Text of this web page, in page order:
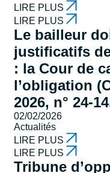
LIRE PLUS
LIRE PLUS
Le bailleur
justificatifs
: la Cour de
l’obligation
2026, n° 24-
02/02/2026
Actualités
LIRE PLUS
LIRE PLUS
Tribune